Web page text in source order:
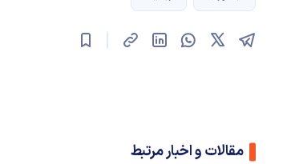
مقالات و اخبار مرتبط